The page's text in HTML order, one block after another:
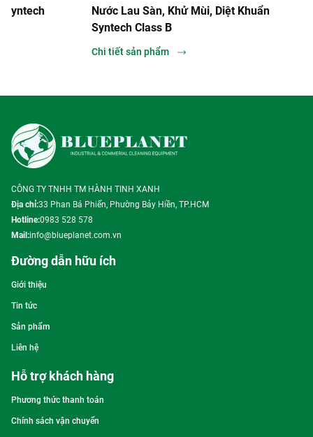
Nước Lau Sàn, Khử Mùi, Diệt Khuẩn
Syntech Class B
Chi tiết sản phẩm
Viên Khử
CÔNG TY TNHH TM HÀNH TINH XANH
Địa chỉ:33 Phan Bá Phiến, Phường Bảy Hiền, TP.HCM
Hotline:0983 528 578
Mail:info@blueplanet.com.vn
Đường dẫn hữu ích
Giới thiệu
Tin tức
Sản phẩm
Liên hệ
Hỗ trợ khách hàng
Phương thức thanh toán
Chính sách vận chuyển